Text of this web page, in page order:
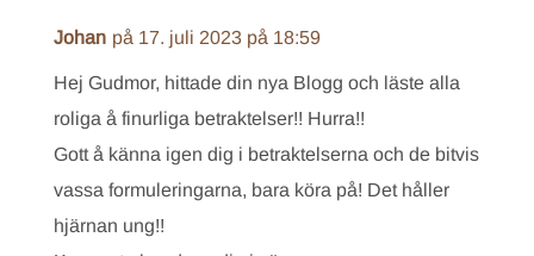
Johan på 17. juli 2023 på 18:59
Hej Gudmor, hittade din nya Blogg och läste alla
roliga å finurliga betraktelser!! Hurra!!
Gott å känna igen dig i betraktelserna och de bitvis
vassa formuleringarna, bara köra på! Det håller
hjärnan ung!!